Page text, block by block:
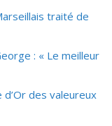
traité de
: « Le meilleur
d’Or des valeureux